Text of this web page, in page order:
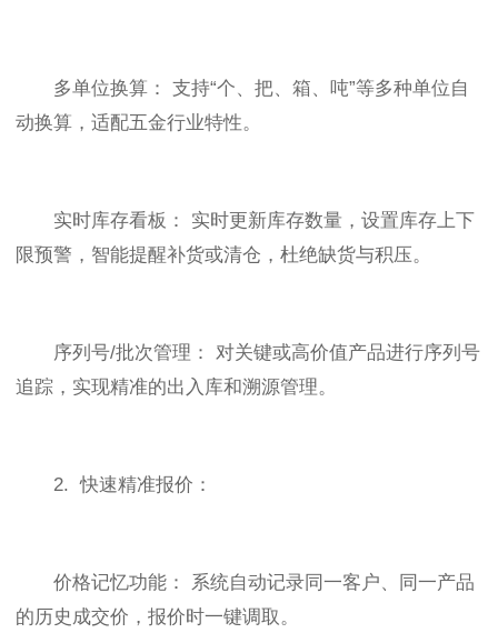
多单位换算： 支持“个、把、箱、吨”等多种单位自
动换算，适配五金行业特性。
实时库存看板： 实时更新库存数量，设置库存上下
限预警，智能提醒补货或清仓，杜绝缺货与积压。
序列号/批次管理： 对关键或高价值产品进行序列号
追踪，实现精准的出入库和溯源管理。
2. 快速精准报价：
价格记忆功能： 系统自动记录同一客户、同一产品
的历史成交价，报价时一键调取。